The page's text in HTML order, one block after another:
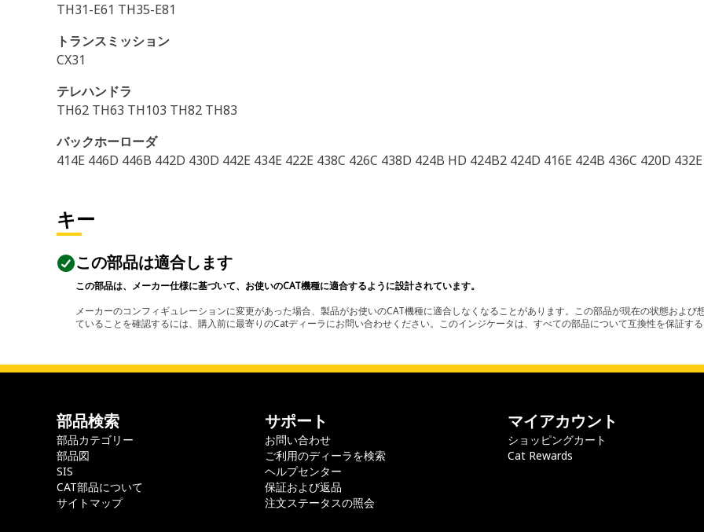
TH31-E61 TH35-E81
トランスミッション
CX31
テレハンドラ
TH62 TH63 TH103 TH82 TH83
バックホーローダ
414E 446D 446B 442D 430D 442E 434E 422E 438C 426C 438D 424B HD 424B2 424D 416E 424B 436C 420D
キー
この部品は適合します
この部品は、メーカー仕様に基づいて、お使いのCAT機種に適合するように設計されています。
メーカーのコンフィギュレーションに変更があった場合、製品がお使いのCAT機種に適合しなくなることがあります。この部品が現在の状態およ
ていることを確認するには、購入前に最寄りのCatディーラにお問い合わせください。このインジケータは、すべての部品について互換性を保証す
部品検索
部品カテゴリー
部品図
SIS
CAT部品について
サイトマップ
サポート
お問い合わせ
ご利用のディーラを検索
ヘルプセンター
保証および返品
注文ステータスの照会
マイアカウント
ショッピングカート
Cat Rewards